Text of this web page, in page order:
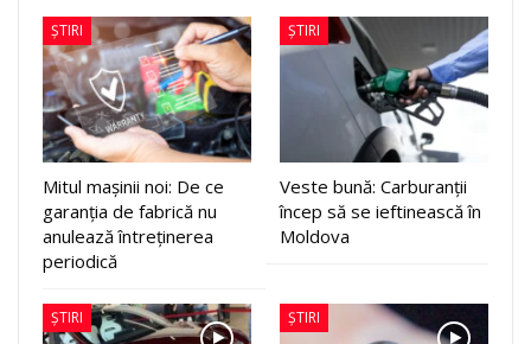
ȘTIRI
Mitul mașinii noi: De ce
garanția de fabrică nu
anulează întreținerea
periodică
ȘTIRI
Veste bună: Carburanții
încep să se ieftinească în
Moldova
ȘTIRI ȘTIRI